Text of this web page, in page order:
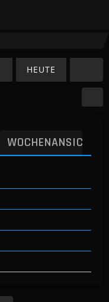
HEUTE
WOCHENANSICHT